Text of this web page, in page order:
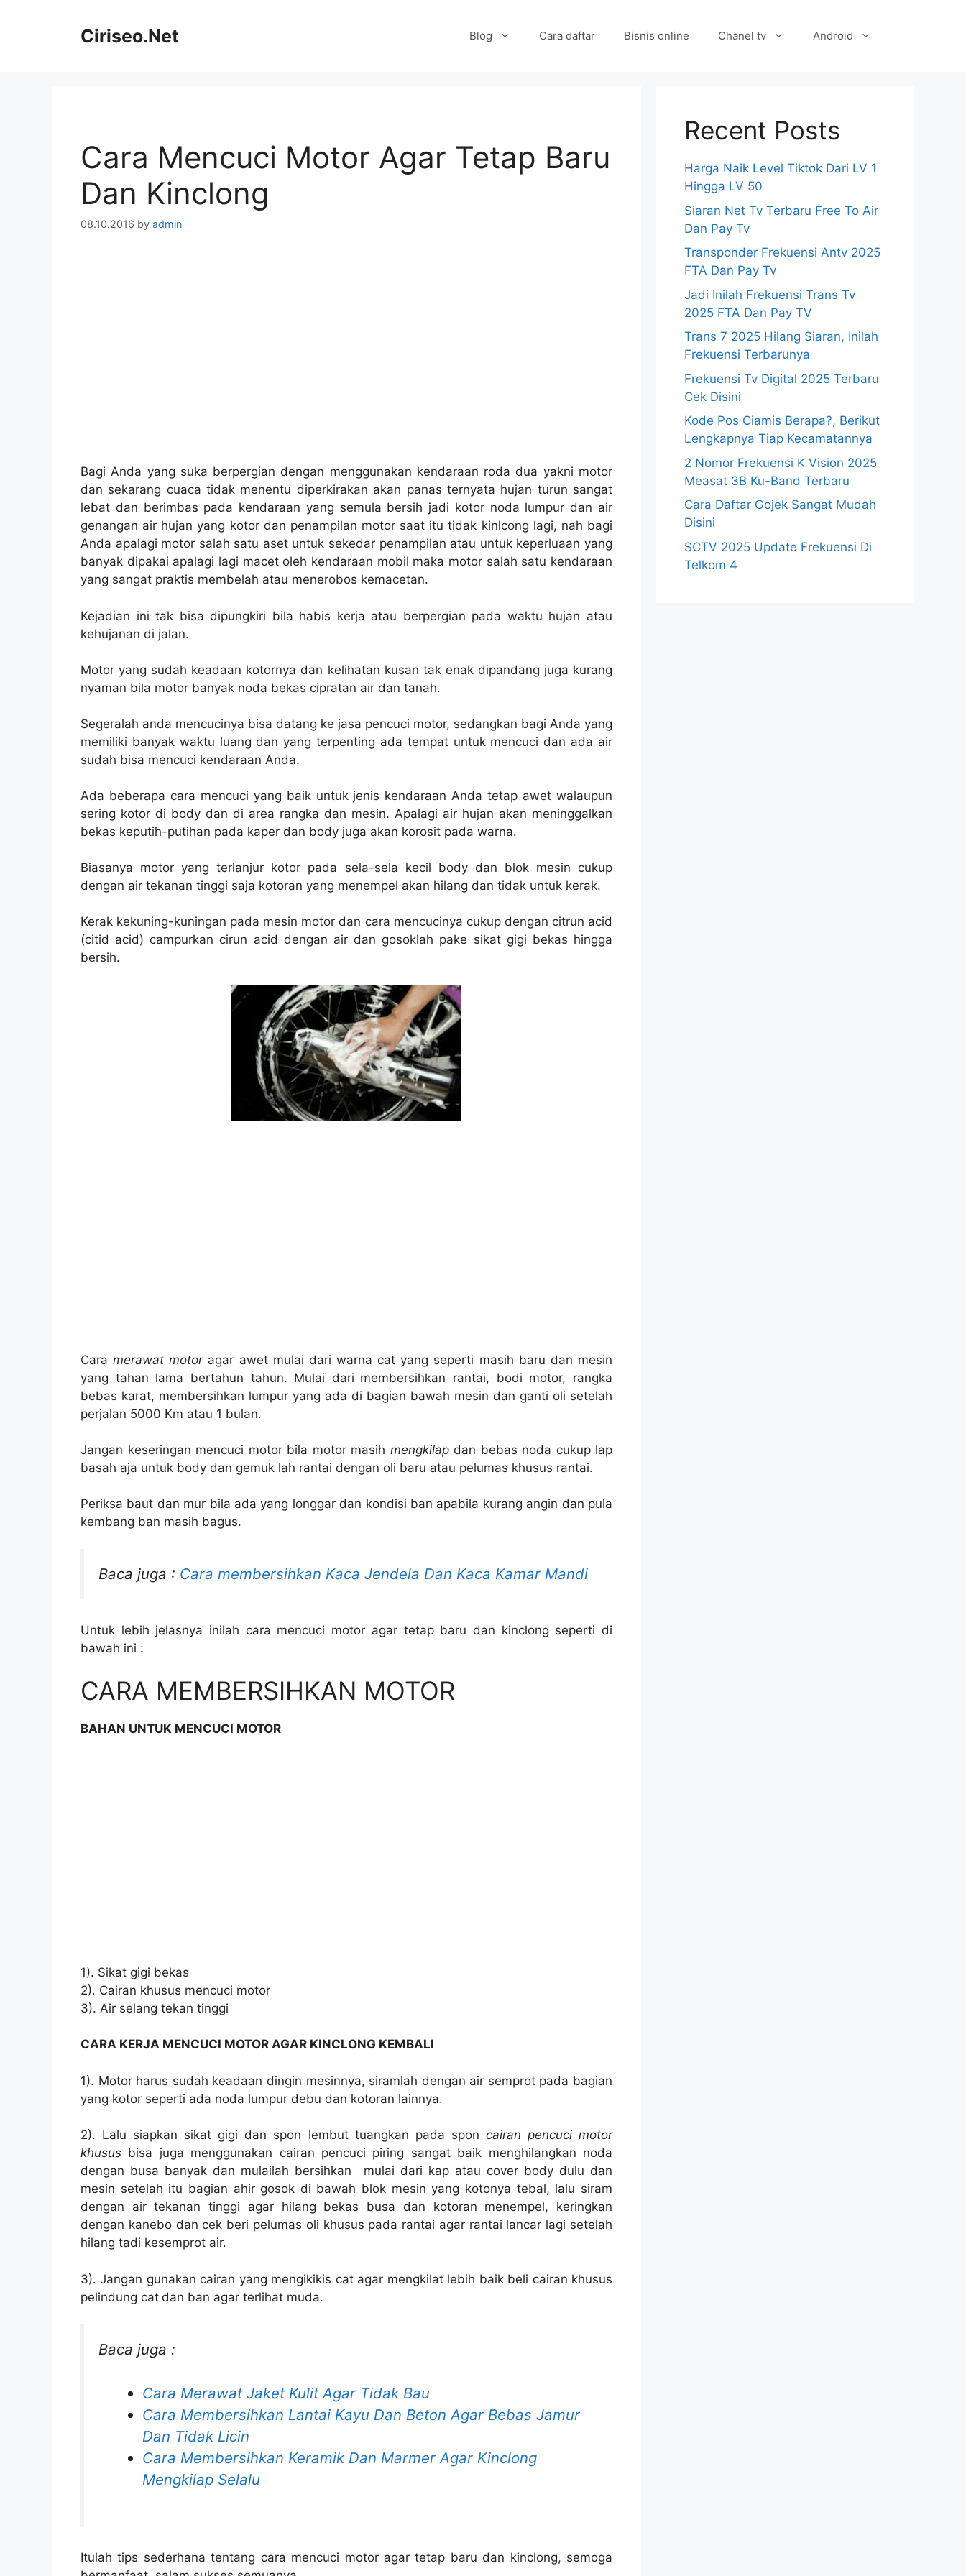
Ciriseo.Net Blog Cara daftar Bisnis online Chanel tv Android
Cara Mencuci Motor Agar Tetap Baru
Dan Kinclong
08.10.2016 by admin
Bagi Anda yang suka berpergian dengan menggunakan kendaraan roda dua yakni motor
dan sekarang cuaca tidak menentu diperkirakan akan panas ternyata hujan turun sangat
lebat dan berimbas pada kendaraan yang semula bersih jadi kotor noda lumpur dan air
genangan air hujan yang kotor dan penampilan motor saat itu tidak kinlcong lagi, nah bagi
Anda apalagi motor salah satu aset untuk sekedar penampilan atau untuk keperluaan yang
banyak dipakai apalagi lagi macet oleh kendaraan mobil maka motor salah satu kendaraan
yang sangat praktis membelah atau menerobos kemacetan.
Kejadian ini tak bisa dipungkiri bila habis kerja atau berpergian pada waktu hujan atau
kehujanan di jalan.
Motor yang sudah keadaan kotornya dan kelihatan kusan tak enak dipandang juga kurang
nyaman bila motor banyak noda bekas cipratan air dan tanah.
Segeralah anda mencucinya bisa datang ke jasa pencuci motor, sedangkan bagi Anda yang
memiliki banyak waktu luang dan yang terpenting ada tempat untuk mencuci dan ada air
sudah bisa mencuci kendaraan Anda.
Ada beberapa cara mencuci yang baik untuk jenis kendaraan Anda tetap awet walaupun
sering kotor di body dan di area rangka dan mesin. Apalagi air hujan akan meninggalkan
bekas keputih-putihan pada kaper dan body juga akan korosit pada warna.
Biasanya motor yang terlanjur kotor pada sela-sela kecil body dan blok mesin cukup
dengan air tekanan tinggi saja kotoran yang menempel akan hilang dan tidak untuk kerak.
Kerak kekuning-kuningan pada mesin motor dan cara mencucinya cukup dengan citrun acid
(citid acid) campurkan cirun acid dengan air dan gosoklah pake sikat gigi bekas hingga
bersih.
Caramerawat motoragar awet mulai dari warna cat yang seperti masih baru dan mesin
yang tahan lama bertahun tahun. Mulai dari membersihkan rantai, bodi motor, rangka
bebas karat, membersihkan lumpur yang ada di bagian bawah mesin dan ganti oli setelah
perjalan 5000 Km atau 1 bulan.
Jangan keseringan mencuci motor bila motor masih mengkilapdan bebas noda cukup lap
basah aja untuk body dan gemuk lah rantai dengan oli baru atau pelumas khusus rantai.
Periksa baut dan mur bila ada yang longgar dan kondisi ban apabila kurang angin dan pula
kembang ban masih bagus.
Baca juga : Cara membersihkan Kaca Jendela Dan Kaca Kamar Mandi
Untuk lebih jelasnya inilah cara mencuci motor agar tetap baru dan kinclong seperti di
bawah ini :
CARA MEMBERSIHKAN MOTOR
BAHAN UNTUK MENCUCI MOTOR
1). Sikat gigi bekas
2). Cairan khusus mencuci motor
3). Air selang tekan tinggi
CARA KERJA MENCUCI MOTOR AGAR KINCLONG KEMBALI
1). Motor harus sudah keadaan dingin mesinnya, siramlah dengan air semprot pada bagian
yang kotor seperti ada noda lumpur debu dan kotoran lainnya.
2). Lalu siapkan sikat gigi dan spon lembut tuangkan pada spon cairan pencuci motor
khusus bisa juga menggunakan cairan pencuci piring sangat baik menghilangkan noda
dengan busa banyak dan mulailah bersihkan mulai dari kap atau cover body dulu dan
mesin setelah itu bagian ahir gosok di bawah blok mesin yang kotonya tebal, lalu siram
dengan air tekanan tinggi agar hilang bekas busa dan kotoran menempel, keringkan
dengan kanebo dan cek beri pelumas oli khusus pada rantai agar rantai lancar lagi setelah
hilang tadi kesemprot air.
3). Jangan gunakan cairan yang mengikikis cat agar mengkilat lebih baik beli cairan khusus
pelindung cat dan ban agar terlihat muda.
Baca juga :
Cara Merawat Jaket Kulit Agar Tidak Bau
Cara Membersihkan Lantai Kayu Dan Beton Agar Bebas Jamur
Dan Tidak Licin
Cara Membersihkan Keramik Dan Marmer Agar Kinclong
Mengkilap Selalu
Itulah tips sederhana tentang cara mencuci motor agar tetap baru dan kinclong, semoga
Recent Posts
Harga Naik Level Tiktok Dari LV 1
Hingga LV 50
Siaran Net Tv Terbaru Free To Air
Dan Pay Tv
Transponder Frekuensi Antv 2025
FTA Dan Pay Tv
Jadi Inilah Frekuensi Trans Tv
2025 FTA Dan Pay TV
Trans 7 2025 Hilang Siaran, Inilah
Frekuensi Terbarunya
Frekuensi Tv Digital 2025 Terbaru
Cek Disini
Kode Pos Ciamis Berapa?, Berikut
Lengkapnya Tiap Kecamatannya
2 Nomor Frekuensi K Vision 2025
Measat 3B Ku-Band Terbaru
Cara Daftar Gojek Sangat Mudah
Disini
SCTV 2025 Update Frekuensi Di
Telkom 4